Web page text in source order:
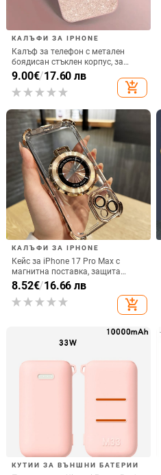
КАЛЪФИ ЗА IPHONE
Калъф за телефон с метален
боядисан стъклен корпус, за
iPhone 11–14 Pro Max,
охлаждане, модел YK263
9.00€/17.60 лв
add_shopping_cart
КАЛЪФИ ЗА IPHONE
Кейс за iPhone 17 Pro Max с
магнитна поставка, защита
срещу изпускане на четирите
ъгъла, акрилен корпус с
електроплатиран финиш
8.52€/16.66 лв
add_shopping_cart
КУТИИ ЗА ВЪНШНИ БАТЕРИИ